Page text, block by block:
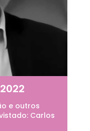
e outros
Carlos